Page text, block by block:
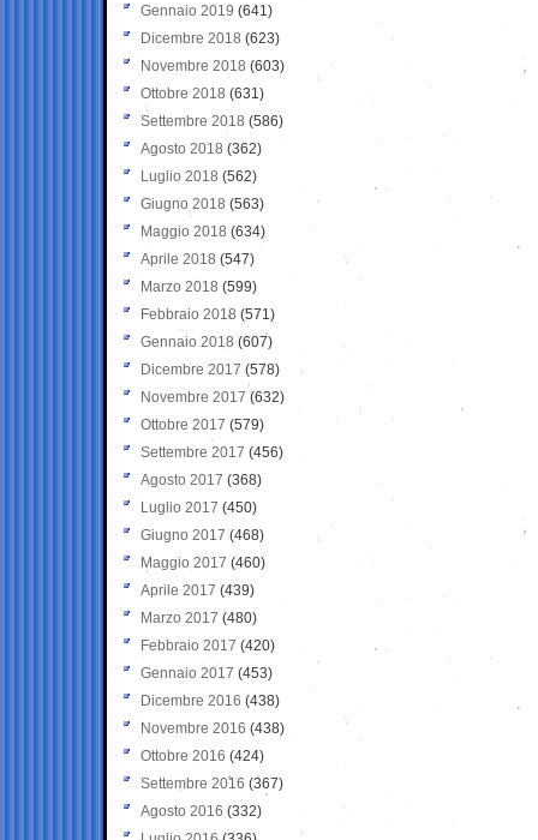
Gennaio 2019 (641)
Dicembre 2018 (623)
Novembre 2018 (603)
Ottobre 2018 (631)
Settembre 2018 (586)
Agosto 2018 (362)
Luglio 2018 (562)
Giugno 2018 (563)
Maggio 2018 (634)
Aprile 2018 (547)
Marzo 2018 (599)
Febbraio 2018 (571)
Gennaio 2018 (607)
Dicembre 2017 (578)
Novembre 2017 (632)
Ottobre 2017 (579)
Settembre 2017 (456)
Agosto 2017 (368)
Luglio 2017 (450)
Giugno 2017 (468)
Maggio 2017 (460)
Aprile 2017 (439)
Marzo 2017 (480)
Febbraio 2017 (420)
Gennaio 2017 (453)
Dicembre 2016 (438)
Novembre 2016 (438)
Ottobre 2016 (424)
Settembre 2016 (367)
Agosto 2016 (332)